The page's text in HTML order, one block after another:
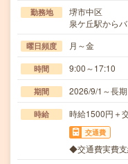
勤務地
堺市中区
泉ケ丘駅から
曜日頻度 月～金
時間 9:00～17:10
期間 2026/9/1～長
時給 時給1500円＋
交通費
◆交通費実費支